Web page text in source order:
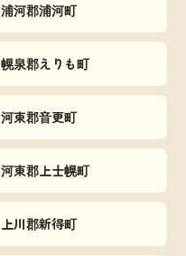
浦河郡浦河町
幌泉郡えりも町
河東郡音更町
河東郡上士幌町
上川郡新得町